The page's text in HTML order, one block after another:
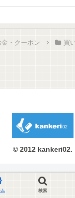
金・クーポン 買
© 2012 kankeri02.
検索